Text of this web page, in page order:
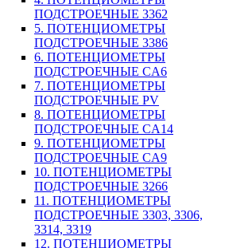
ПОДСТРОЕЧНЫЕ 3362
5. ПОТЕНЦИОМЕТРЫ
ПОДСТРОЕЧНЫЕ 3386
6. ПОТЕНЦИОМЕТРЫ
ПОДСТРОЕЧНЫЕ CA6
7. ПОТЕНЦИОМЕТРЫ
ПОДСТРОЕЧНЫЕ PV
8. ПОТЕНЦИОМЕТРЫ
ПОДСТРОЕЧНЫЕ CA14
9. ПОТЕНЦИОМЕТРЫ
ПОДСТРОЕЧНЫЕ CA9
10. ПОТЕНЦИОМЕТРЫ
ПОДСТРОЕЧНЫЕ 3266
11. ПОТЕНЦИОМЕТРЫ
ПОДСТРОЕЧНЫЕ 3303, 3306,
3314, 3319
12. ПОТЕНЦИОМЕТРЫ